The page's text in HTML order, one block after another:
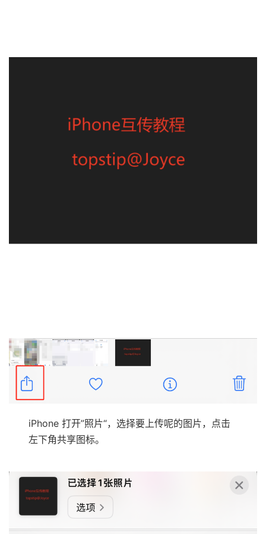
iPhone 打开”照片“，选择要上传呢的图片，点击
左下角共享图标。